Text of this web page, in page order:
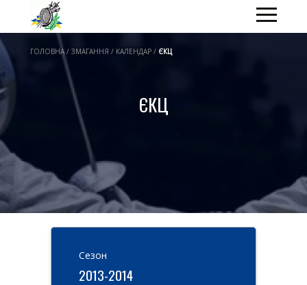
ГОЛОВНА / ЗМАГАННЯ / КАЛЕНДАР / ЄКЦ
ЄКЦ
Cезон
2013-2014